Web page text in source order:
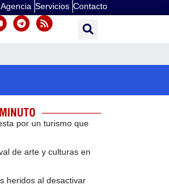
Servicios Contacto
por un turismo que
de arte y culturas en
heridos al desactivar